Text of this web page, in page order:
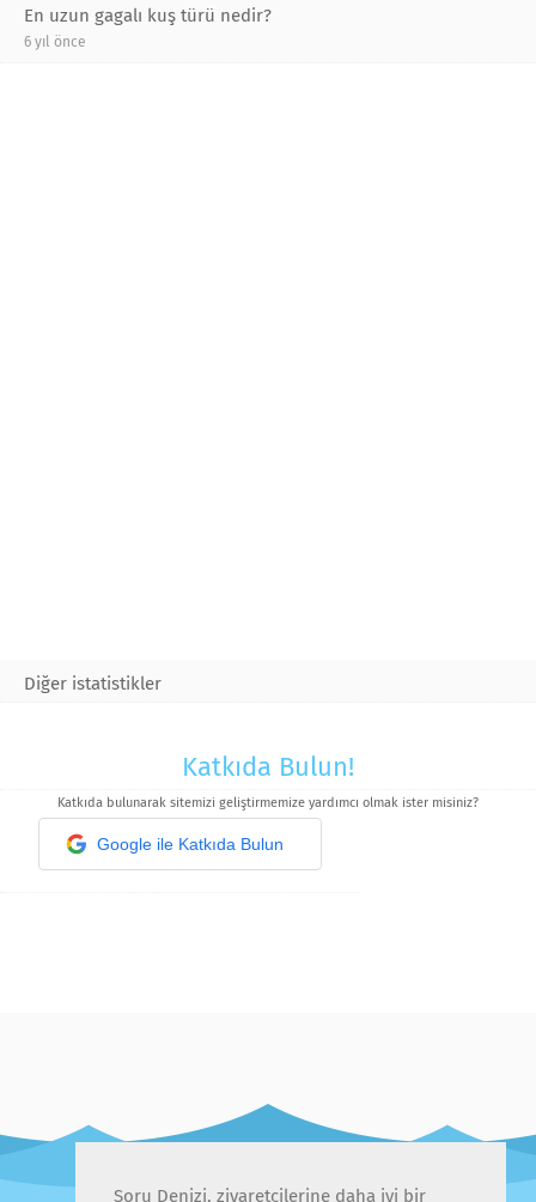
En uzun gagalı kuş türü nedir?
6 yıl önce
Diğer istatistikler
Katkıda Bulun!
Katkıda bulunarak sitemizi geliştirmemize yardımcı olmak ister misiniz?
Google ile Katkıda Bulun
Soru Denizi, ziyaretçilerine daha iyi bir